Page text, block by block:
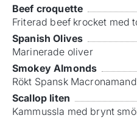
Beef croquette
Friterad beef krocket med
Spanish Olives
Marinerade oliver
Smokey Almonds
Rökt Spansk
Scallop liten
Kammussla med brynt